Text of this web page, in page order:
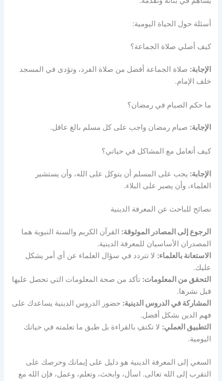
أسئلة حول الحياة اليومية:
كيف أصلي صلاة الجماعة؟
الإجابة: صلاة الجماعة أفضل من صلاة الفرد، وتؤدى في المسجد
خلف الإمام.
ما حكم الصيام في رمضان؟
الإجابة: صيام رمضان واجب على كل مسلم بالغ عاقل.
كيف أتعامل مع المشاكل في حياتي؟
الإجابة: يجب على المسلم أن يتوكل على الله، وأن يستشير
العلماء، وأن يصبر على البلاء.
نصائح للباحث عن المعرفة الدينية
الرجوع إلى المصادر الموثوقة: القرآن الكريم والسنة النبوية هما
المصدران الأساسيان للمعرفة الدينية.
الاستعانة بالعلماء: لا تتردد في سؤال العلماء عن أي أمر يشكل
عليك.
التحقق من المعلومات: تأكد من صحة المعلومات التي تحصل عليها
قبل نشرها.
المشاركة في الدروس الدينية: حضور الدروس الدينية يساعدك على
فهم الدين بشكل أفضل.
التطبيق العملي: لا تكتفِ بالقراءة بل طبق ما تعلمته في حياتك
اليومية.
السعي إلى المعرفة الدينية هو دليل على إيمانك وحرصك على
التقرب إلى الله تعالى. اسأل، وابحث، وتعلم، وعمل، فإن الله مع